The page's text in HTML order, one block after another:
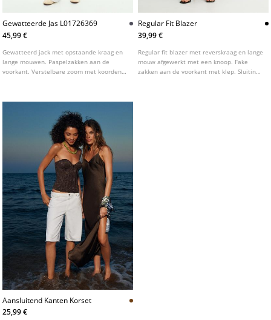
Gewatteerde Jas L01726369
45,99 €
Gewatteerd jack met opstaande kraag en
lange mouwen. Paspelzakken aan de
voorkant. Verstelbare zoom met koorden.
Verkrijgbaar in verschillende kleuren.
Regular Fit Blazer
39,99 €
Regular fit blazer met reverskraag en lange
mouw afgewerkt met een knoop. Fake
zakken aan de voorkant met klep. Sluiting
Aansluitend Kanten Korset
25,99 €